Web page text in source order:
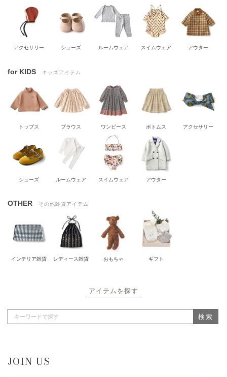
アクセサリー シューズ ルームウェア スイムウェア アウター
for KIDS キッズアイテム
トップス ブラウス ワンピース ボトムス アクセサリー
シューズ ルームウェア スイムウェア アウター
OTHER その他雑貨アイテム
インテリア雑貨 レディース雑貨 おもちゃ ギフト
アイテムを探す
検索
JOIN US